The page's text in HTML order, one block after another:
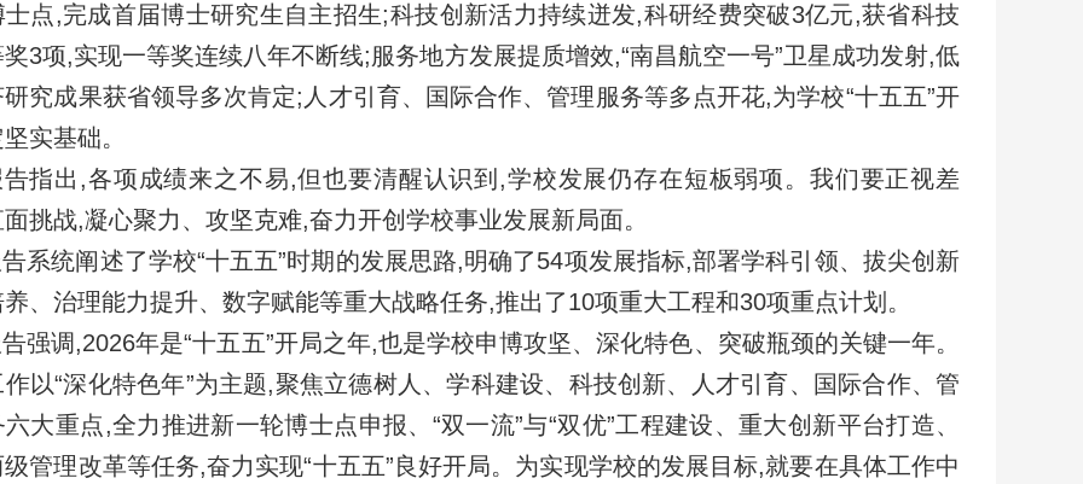
士点,完成首届博士研究生自主招生;科技创新活力持续迸发,科研经费突破3亿元,获省科技
3项,实现一等奖连续八年不断线;服务地方发展提质增效,“南昌航空一号”卫星成功发射,低
究成果获省领导多次肯定;人才引育、国际合作、管理服务等多点开花,为学校“十五五”开
实基础。
指出,各项成绩来之不易,但也要清醒认识到,学校发展仍存在短板弱项。我们要正视差
挑战,凝心聚力、攻坚克难,奋力开创学校事业发展新局面。
系统阐述了学校“十五五”时期的发展思路,明确了54项发展指标,部署学科引领、拔尖创新
、治理能力提升、数字赋能等重大战略任务,推出了10项重大工程和30项重点计划。
强调,2026年是“十五五”开局之年,也是学校申博攻坚、深化特色、突破瓶颈的关键一年。
以“深化特色年”为主题,聚焦立德树人、学科建设、科技创新、人才引育、国际合作、管
大重点,全力推进新一轮博士点申报、“双一流”与“双优”工程建设、重大创新平台打造、
管理改革等任务,奋力实现“十五五”良好开局。为实现学校的发展目标,就要在具体工作中